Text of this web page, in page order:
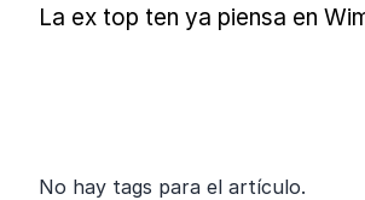
La ex top ten ya piensa en
No hay tags para el artículo.